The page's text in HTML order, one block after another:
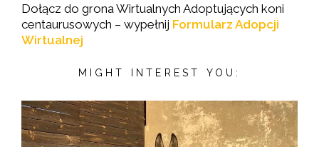
Dołącz do grona Wirtualnych Adoptujących koni
centaurusowych – wypełnij Formularz Adopcji
Wirtualnej
MIGHT INTEREST YOU: